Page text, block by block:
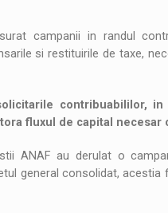
campanii in randul
si restituirile de taxe,
contribuabililor,
fluxul de capital necesar
ANAF au derulat o
general consolidat, acestia